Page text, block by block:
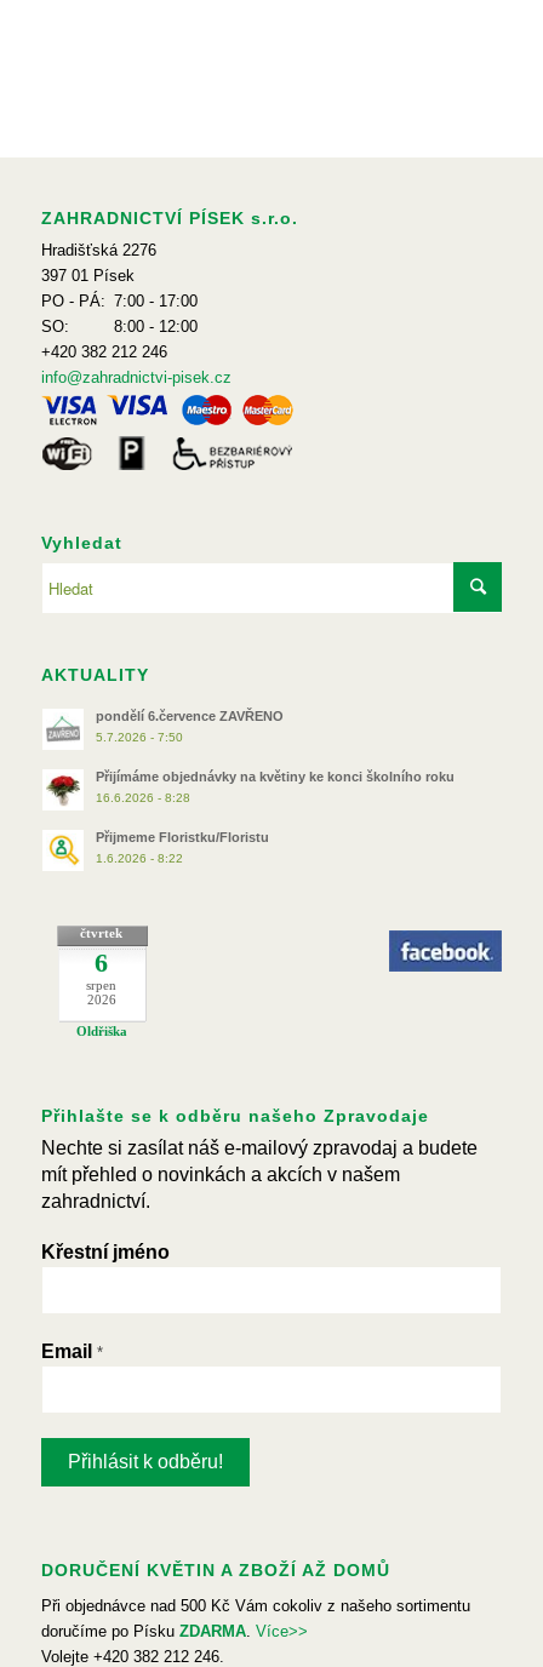
ZAHRADNICTVÍ PÍSEK s.r.o.
Hradišťská 2276
397 01 Písek
PO - PÁ: 7:00 - 17:00
SO:
8:00 - 12:00
+420 382 212 246
info@zahradnictvi-pisek.cz
Vyhledat
AKTUALITY
pondělí 6.července ZAVŘENO
5.7.2026 - 7:50
Přijímáme objednávky na květiny ke konci školního roku
16.6.2026 - 8:28
Přijmeme Floristku/Floristu
1.6.2026 - 8:22
čtvrtek
6
srpen
2026
Oldřiška
Přihlašte se k odběru našeho Zpravodaje
Nechte si zasílat náš e-mailový zpravodaj a budete
mít přehled o novinkách a akcích v našem
zahradnictví.
Křestní jméno
Email *
DORUČENÍ KVĚTIN A ZBOŽÍ AŽ DOMŮ
Při objednávce nad 500 Kč Vám cokoliv z našeho sortimentu
doručíme po Písku ZDARMA. Více>>
Volejte +420 382 212 246.